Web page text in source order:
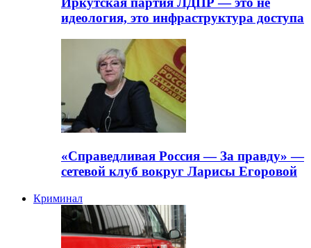
идеология, это инфраструктура доступа
«Справедливая Россия — За правду» —
сетевой клуб вокруг Ларисы Егоровой
Криминал